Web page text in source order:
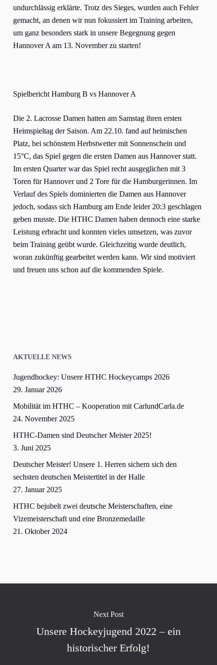
undurchlässig erklärte. Trotz des Sieges, wurden auch Fehler
gemacht, an denen wir nun fokussiert im Training arbeiten,
um ganz besonders stark in unsere Begegnung gegen
Hannover A am 13. November zu starten!
Spielbericht Hamburg B vs Hannover A
Die 2. Lacrosse Damen hatten am Samstag ihren ersten
Heimspieltag der Saison. Am 22.10. fand auf heimischen
Platz, bei schönstem Herbstwetter mit Sonnenschein und
15°C, das Spiel gegen die ersten Damen aus Hannover statt.
Im ersten Quarter war das Spiel recht ausgeglichen mit 3
Toren für Hannover und 2 Tore für die Hamburgerinnen. Im
Verlauf des Spiels dominierten die Damen aus Hannover
jedoch, sodass sich Hamburg am Ende leider 20:3 geschlagen
geben musste. Die HTHC Damen haben dennoch eine starke
Leistung erbracht und konnten vieles umsetzen, was zuvor
beim Training geübt wurde. Gleichzeitig wurde deutlich,
woran zukünftig gearbeitet werden kann. Wir sind motiviert
und freuen uns schon auf die kommenden Spiele.
AKTUELLE NEWS
Jugendhockey: Unsere HTHC Hockeycamps 2026
29. Januar 2026
Mobilität im HTHC – Kooperation mit CarlundCarla.de
24. November 2025
HTHC-Damen sind Deutscher Meister 2025!
3. Juni 2025
Deutscher Meister! Unsere 1. Herren sichern sich den
sechsten deutschen Meistertitel in der Halle
27. Januar 2025
HTHC bejubelt zwei deutsche Meisterschaften, eine
Vizemeisterschaft und eine Bronzemedaille
21. Oktober 2024
Next Post
Unsere Hockeyjugend 2022 – ein
historischer Erfolg!